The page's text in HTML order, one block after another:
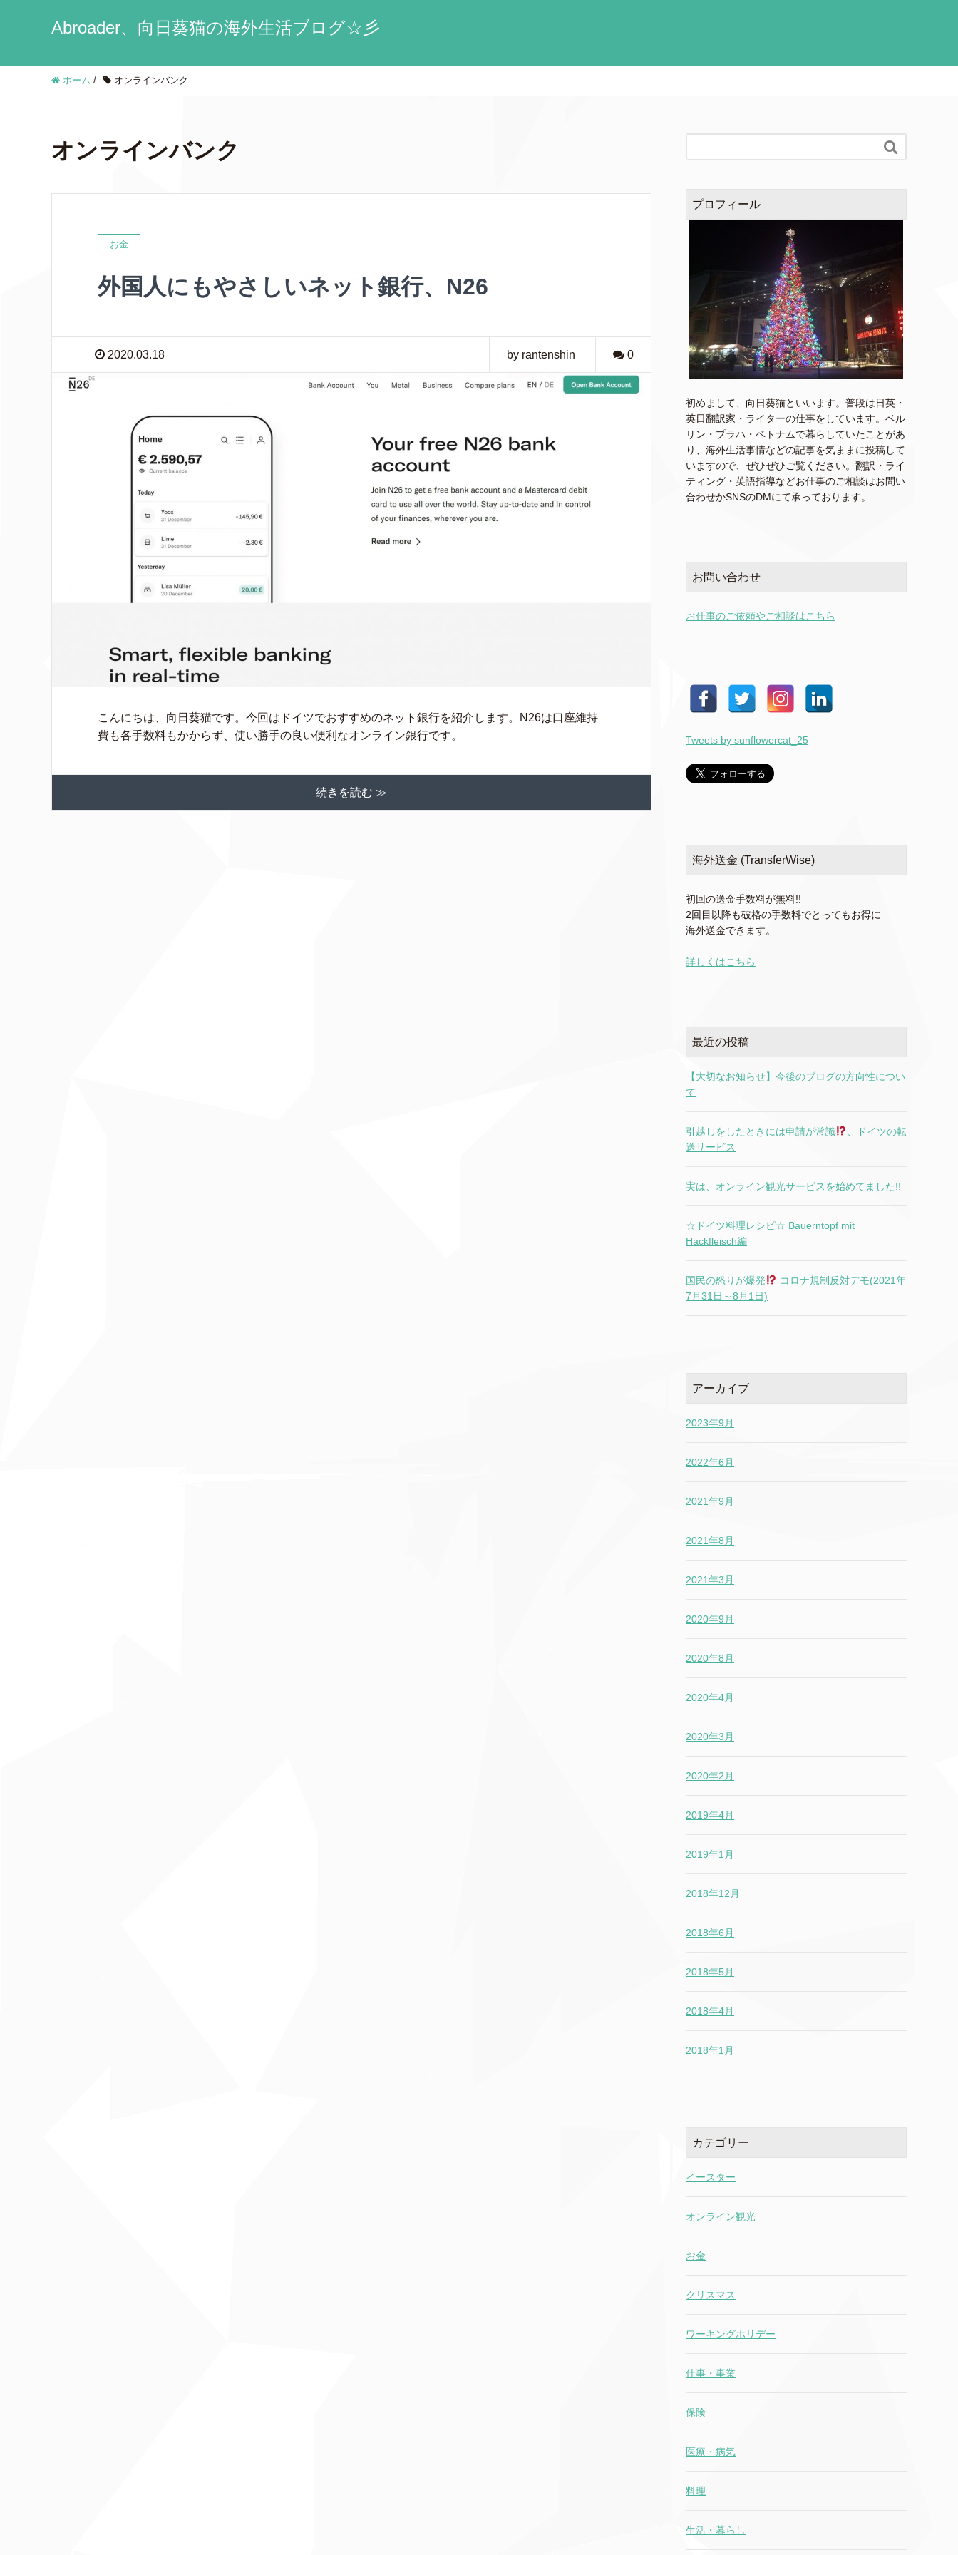
Abroader、向日葵猫の海外生活ブログ☆彡
ホーム / オンラインバンク
オンラインバンク
お金
外国人にもやさしいネット銀行、N26
2020.03.18 by rantenshin 0
こんにちは、向日葵猫です。今回はドイツでおすすめのネット銀行を紹介します。N26は口座維持
費も各手数料もかからず、使い勝手の良い便利なオンライン銀行です。
続きを読む ≫

プロフィール
初めまして、向日葵猫といいます。普段は日英・
英日翻訳家・ライターの仕事をしています。ベル
リン・プラハ・ベトナムで暮らしていたことがあ
り、海外生活事情などの記事を気ままに投稿して
いますので、ぜひぜひご覧ください。翻訳・ライ
ティング・英語指導などお仕事のご相談はお問い
合わせかSNSのDMにて承っております。
お問い合わせ
お仕事のご依頼やご相談はこちら
Tweets by sunflowercat_25
海外送金 (TransferWise)
初回の送金手数料が無料!!
2回目以降も破格の手数料でとってもお得に
海外送金できます。
詳しくはこちら
最近の投稿
【大切なお知らせ】今後のブログの方向性につい
て
引越しをしたときには申請が常識
、ドイツの転
送サービス
実は、オンライン観光サービスを始めてました!!
☆ドイツ料理レシピ☆ Bauerntopf mit
Hackfleisch編
国民の怒りが爆発
コロナ規制反対デモ(2021年
7月31日～8月1日)
アーカイブ
2023年9月
2022年6月
2021年9月
2021年8月
2021年3月
2020年9月
2020年8月
2020年4月
2020年3月
2020年2月
2019年4月
2019年1月
2018年12月
2018年6月
2018年5月
2018年4月
2018年1月
カテゴリー
イースター
オンライン観光
お金
クリスマス
ワーキングホリデー
仕事・事業
保険
医療・病気
料理
生活・暮らし